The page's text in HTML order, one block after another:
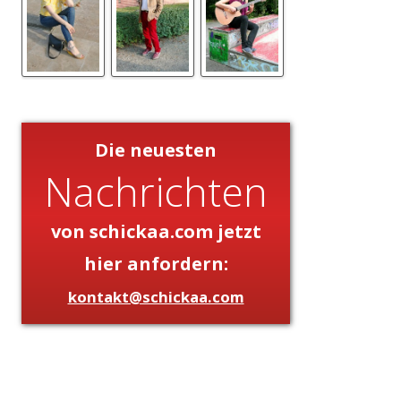
Die neuesten
Nachrichten
von schickaa.com jetzt
hier anfordern:
kontakt@schickaa.com